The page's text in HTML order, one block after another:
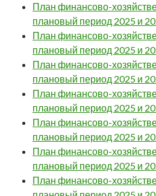
План финансово-
плановый период 2025 и
План финансово-
плановый период 2025 и
План финансово-
плановый период 2025 и
План финансово-
плановый период 2025 и
План финансово-
плановый период 2025 и
План финансово-
плановый период 2025 и
План финансово-